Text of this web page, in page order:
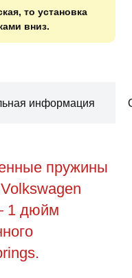
то установка
вниз.
информация
пружины
1 дюйм